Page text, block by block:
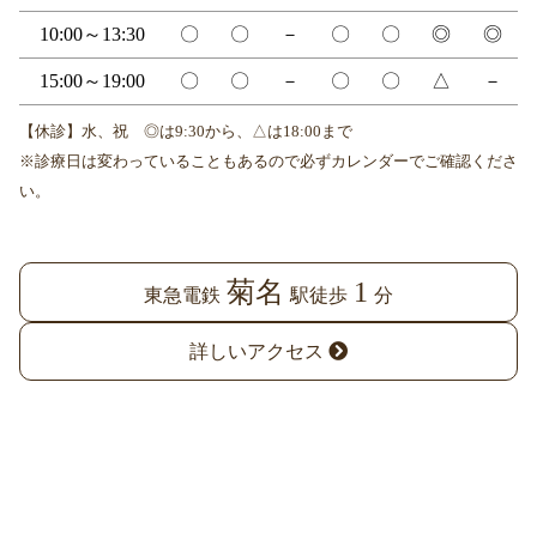
10:00～13:30 〇 〇 － 〇 〇 ◎ ◎
15:00～19:00 〇 〇 － 〇 〇 △ －
【休診】水、祝 ◎は9:30から、△は18:00まで
※診療日は変わっていることもあるので必ずカレンダーでご確認くださ
い。
東急電鉄 菊名 駅徒歩 1 分
詳しいアクセス